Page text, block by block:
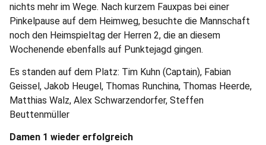
nichts mehr im Wege. Nach kurzem Fauxpas bei einer
Pinkelpause auf dem Heimweg, besuchte die Mannschaft
noch den Heimspieltag der Herren 2, die an diesem
Wochenende ebenfalls auf Punktejagd gingen.
Es standen auf dem Platz: Tim Kuhn (Captain), Fabian
Geissel, Jakob Heugel, Thomas Runchina, Thomas Heerde,
Matthias Walz, Alex Schwarzendorfer, Steffen
Beuttenmüller
Damen 1 wieder erfolgreich